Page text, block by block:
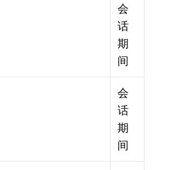
会
话
期
间
会
话
期
间